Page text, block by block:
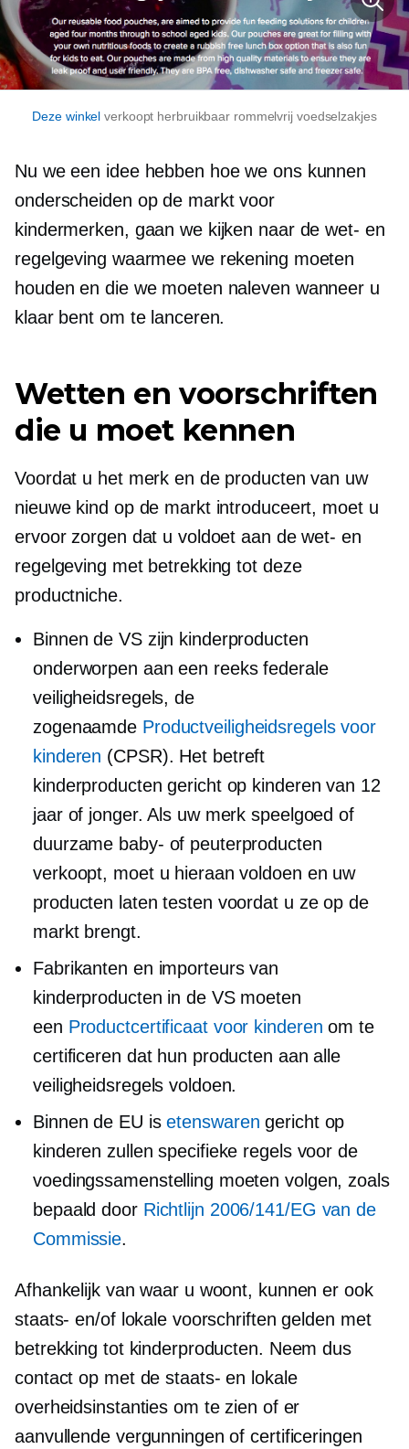
Deze winkel verkoopt herbruikbaar rommelvrij voedselzakjes
Nu we een idee hebben hoe we ons kunnen
onderscheiden op de markt voor
kindermerken, gaan we kijken naar de wet- en
regelgeving waarmee we rekening moeten
houden en die we moeten naleven wanneer u
klaar bent om te lanceren.
Wetten en voorschriften
die u moet kennen
Voordat u het merk en de producten van uw
nieuwe kind op de markt introduceert, moet u
ervoor zorgen dat u voldoet aan de wet- en
regelgeving met betrekking tot deze
productniche.
Binnen de VS zijn kinderproducten
onderworpen aan een reeks federale
veiligheidsregels, de
zogenaamde Productveiligheidsregels voor
kinderen (CPSR). Het betreft
kinderproducten gericht op kinderen van 12
jaar of jonger. Als uw merk speelgoed of
duurzame baby- of peuterproducten
verkoopt, moet u hieraan voldoen en uw
producten laten testen voordat u ze op de
markt brengt.
Fabrikanten en importeurs van
kinderproducten in de VS moeten
een Productcertificaat voor kinderen om te
certificeren dat hun producten aan alle
veiligheidsregels voldoen.
Binnen de EU isetenswaren gericht op
kinderen zullen specifieke regels voor de
voedingssamenstelling moeten volgen, zoals
bepaald door Richtlijn 2006/141/EG van de
Commissie.
Afhankelijk van waar u woont, kunnen er ook
staats- en/of lokale voorschriften gelden met
betrekking tot kinderproducten. Neem dus
contact op met de staats- en lokale
overheidsinstanties om te zien of er
aanvullende vergunningen of certificeringen